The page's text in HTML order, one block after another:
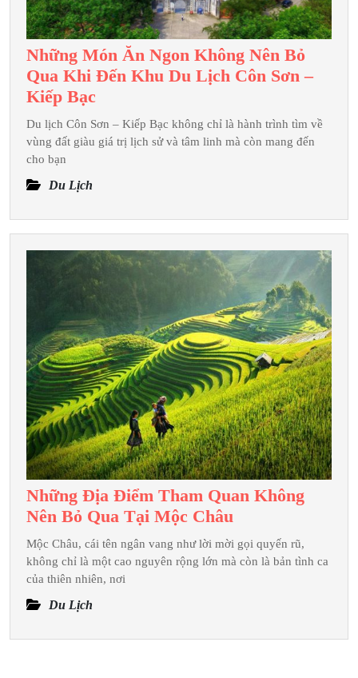
Những Món Ăn Ngon Không Nên Bỏ
Qua Khi Đến Khu Du Lịch Côn Sơn –
Kiếp Bạc
Món
Ăn
Bỏ
Qua
Khi
Đến
Khu
Du
Lịch Côn
Sơn
–
Kiếp
Bạc
Du lịch Côn Sơn – Kiếp Bạc không chỉ là hành trình tìm về
vùng đất giàu giá trị lịch sử và tâm linh mà còn mang đến
cho bạn
Du Lịch
Những Địa Điểm Tham Quan Không
Nên Bỏ Qua Tại Mộc Châu
Địa
Điểm
Nên
Mộc Châu, cái tên ngân vang như lời mời gọi quyến rũ,
không chỉ là một cao nguyên rộng lớn mà còn là bản tình ca
của thiên nhiên, nơi
Du Lịch